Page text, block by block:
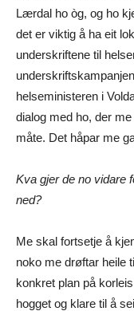
Lærdal ho òg, og ho
det er viktig å ha eit
underskriftene til
helseministeren i
dialog med ho, der
måte. Det håpar me
Kva gjer de no vidare
ned?
Me skal fortsetje å
noko me drøftar heile
konkret plan på
hogget og klare til å